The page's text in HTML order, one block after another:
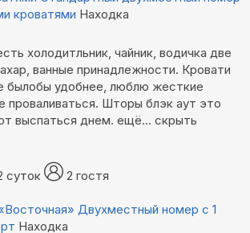
кроватями Находка
холодитльник, чайник, водичка две
ванные принадлежности. Кровати
былобы удобнее, люблю жесткие
проваливаться. Шторы блэк аут это
выспаться днем. ещё... скрыть
суток
2 гостя
Двухместный номер с 1
Находка